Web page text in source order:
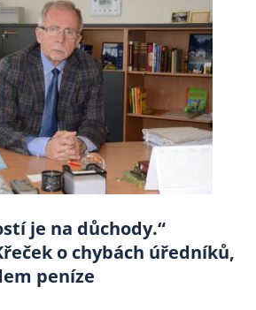
je na důchody.“
o chybách úředníků,
peníze